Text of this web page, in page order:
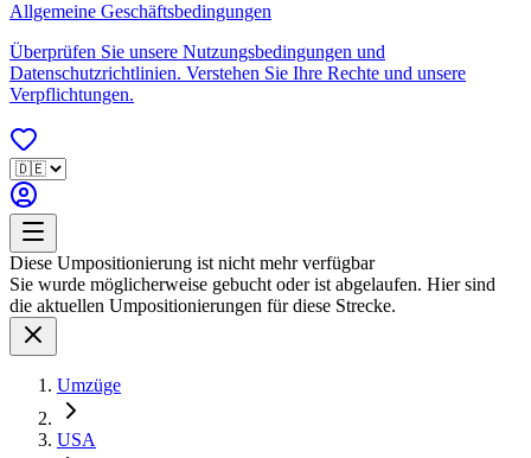
Allgemeine Geschäftsbedingungen
Überprüfen Sie unsere Nutzungsbedingungen und
Datenschutzrichtlinien. Verstehen Sie Ihre Rechte und unsere
Verpflichtungen.
Diese Umpositionierung ist nicht mehr verfügbar
Sie wurde möglicherweise gebucht oder ist abgelaufen. Hier sind
die aktuellen Umpositionierungen für diese Strecke.
Umzüge
USA